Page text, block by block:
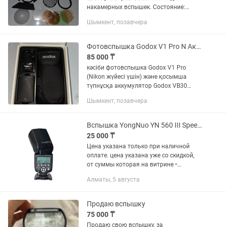
накамерных вспышек. Состояние:
рабочем состоянии. Комплект:
(сотовый...
Шымкент, позавчера
Фотовспышка Godox V1 Pro N Аккумулятор Godox VB30
85 000 ₸
кәсіби фотовспышка Godox V1 Pro
(Nikon жүйесі үшін) және қосымша
түпнұсқа аккумулятор Godox VB30
жақсы, мінсіз атқарады. Лампасы
Шымкент, позавчера
Вспышка YongNuo YN 560 III Speedlite Рассрочка Магазин Red Geek
25 000 ₸
Цена указана только при наличной
оплате. цена указана уже со скидкой,
от суммы которая на витрине •
Гарантия -30 дней • Вспышка YongNuo
Алматы, 5 августа
Продаю вспышку
75 000 ₸
Продаю свою вспышку, за